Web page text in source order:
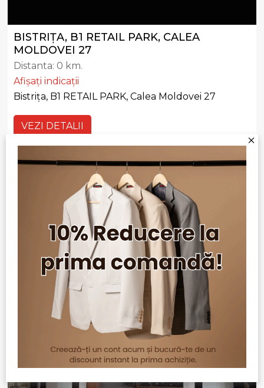
BISTRIȚA, B1 RETAIL PARK, CALEA
MOLDOVEI 27
Distanta: 0 km.
Afișați indicații
Bistrița, B1 RETAIL PARK, Calea Moldovei 27
VEZI DETALII